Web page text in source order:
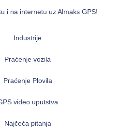
i na internetu uz Almaks GPS!
Industrije
Praćenje vozila
Praćenje Plovila
video uputstva
Najčeća pitanja